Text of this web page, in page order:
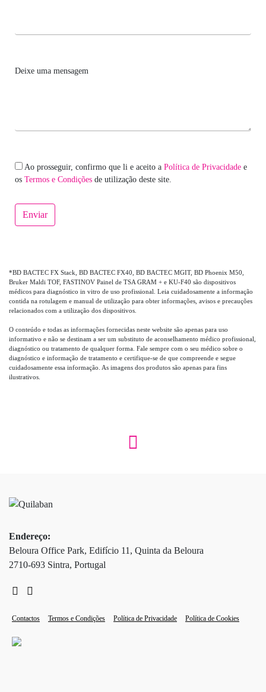
Deixe uma mensagem
Ao prosseguir, confirmo que li e aceito a Política de Privacidade e
os Termos e Condições de utilização deste site.
Enviar
*BD BACTEC FX Stack BD BACTEC FX40 BD BACTEC MGIT, BD Phoenix M50
Bruker Maldi TOF, FASTINOV Painel de TSA GRAM + e KU-F40 são dispositivos
médicos para diagnóstico in vitro de uso profissional. Leia cuidadosamente a informação
contida na rotulagem e manual de utilização para obter informações, avisos e precauções
relacionados com a utilização dos dispositivos.
O conteúdo e todas as informações fornecidas neste website são apenas para uso
informativo e não se destinam a ser um substituto de aconselhamento médico profissional,
diagnóstico ou tratamento de qualquer forma. Fale sempre com o seu médico sobre o
diagnóstico e informação de tratamento e certifique-se de que compreende e segue
cuidadosamente essa informação. As imagens dos produtos são apenas para fins
ilustrativos.
Endereço:
Beloura Office Park, Edifício 11, Quinta da Beloura
2710-693 Sintra, Portugal
Contactos Termos e Condições Política de Privacidade Política de Cookies